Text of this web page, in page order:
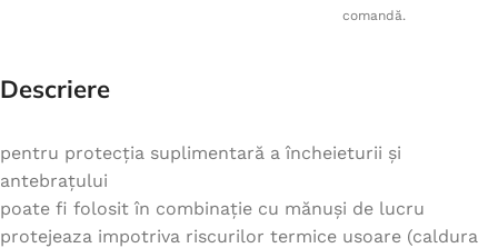
comandă.
Descriere
pentru protecția suplimentară a încheieturii și
antebrațului
poate fi folosit în combinație cu mănuși de lucru
protejeaza impotriva riscurilor termice usoare (caldura